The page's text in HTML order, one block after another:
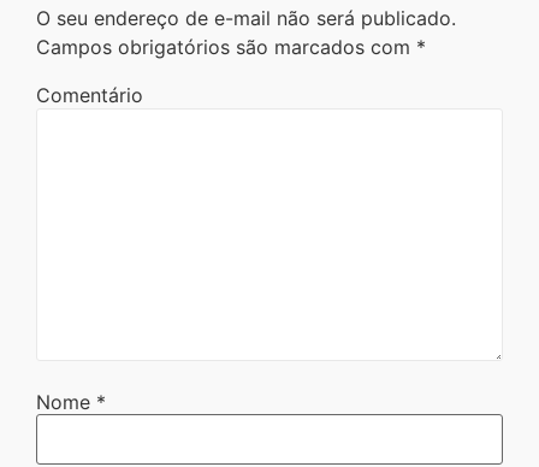
O seu endereço de e-mail não será publicado.
Campos obrigatórios são marcados com *
Comentário
Nome *